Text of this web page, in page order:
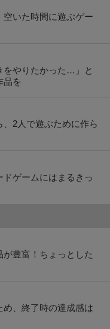
いた時間に遊ぶゲー
をやりたかった…」と
品を
2人で遊ぶために作ら
ドゲームにはまるきっ
豊富！ちょっとした
、終了時の達成感は